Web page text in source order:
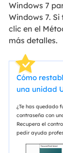
Windows 7
Windows 7.
clic en el
más detalles.
Cómo
una unidad
¿Te has quedado
contraseña con
Recupera el
pedir ayuda